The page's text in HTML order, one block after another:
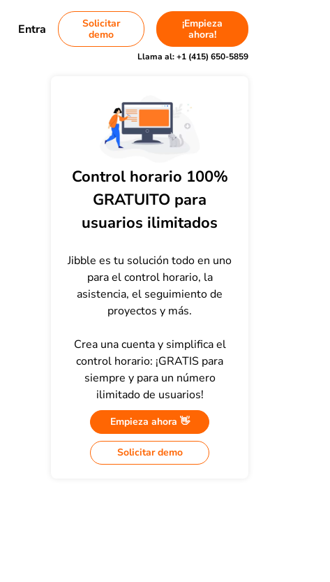
Entra
Solicitar
demo
¡Empieza
ahora!
Llama al:+1 (415) 650-5859
Control horario 100%
GRATUITO para
usuarios ilimitados
Jibble es tu solución todo en uno
para el control horario, la
asistencia, el seguimiento de
proyectos y más.
Crea una cuenta y simplifica el
control horario: ¡GRATIS para
siempre y para un número
ilimitado de usuarios!
Empieza ahora 👋
Solicitar demo